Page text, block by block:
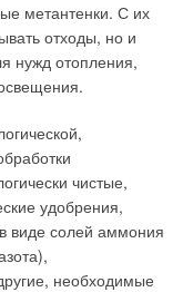
метантенки. С их
отходы, но и
нужд отопления,
чистые,
удобрения,
виде солей аммония
необходимые